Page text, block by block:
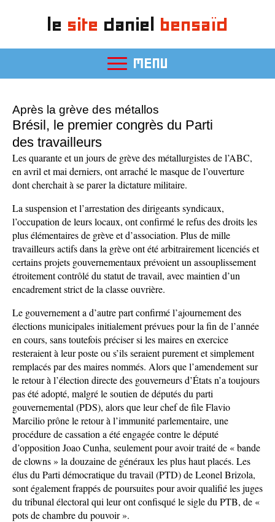
le site daniel bensaïd
MENU
Après la grève des métallos
Brésil, le premier congrès du Parti
des travailleurs
Les quarante et un jours de grève des métallurgistes de l’ABC,
en avril et mai derniers, ont arraché le masque de l’ouverture
dont cherchait à se parer la dictature militaire.
La suspension et l’arrestation des dirigeants syndicaux,
l’occupation de leurs locaux, ont confirmé le refus des droits les
plus élémentaires de grève et d’association. Plus de mille
travailleurs actifs dans la grève ont été arbitrairement licenciés et
certains projets gouvernementaux prévoient un assouplissement
étroitement contrôlé du statut de travail, avec maintien d’un
encadrement strict de la classe ouvrière.
Le gouvernement a d’autre part confirmé l’ajournement des
élections municipales initialement prévues pour la fin de l’année
en cours, sans toutefois préciser si les maires en exercice
resteraient à leur poste ou s’ils seraient purement et simplement
remplacés par des maires nommés. Alors que l’amendement sur
le retour à l’élection directe des gouverneurs d’États n’a toujours
pas été adopté, malgré le soutien de députés du parti
gouvernemental (PDS), alors que leur chef de file Flavio
Marcilio prône le retour à l’immunité parlementaire, une
procédure de cassation a été engagée contre le député
d’opposition Joao Cunha, seulement pour avoir traité de « bande
de clowns » la douzaine de généraux les plus haut placés. Les
élus du Parti démocratique du travail (PTD) de Leonel Brizola,
sont également frappés de poursuites pour avoir qualifié les juges
du tribunal électoral qui leur ont confisqué le sigle du PTB, de «
pots de chambre du pouvoir ».